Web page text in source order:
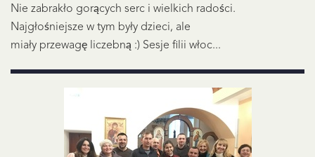
Nie zabrakło gorących serc i wielkich radości.
Najgłośniejsze w tym były dzieci, ale
miały przewagę liczebną :) Sesje filii włoc...